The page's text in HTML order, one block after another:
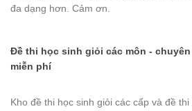
đa dạng hơn. Cảm ơn.
Đề thi học sinh giỏi các môn -
miễn phí
Kho đề thi học sinh giỏi các cấp và đề